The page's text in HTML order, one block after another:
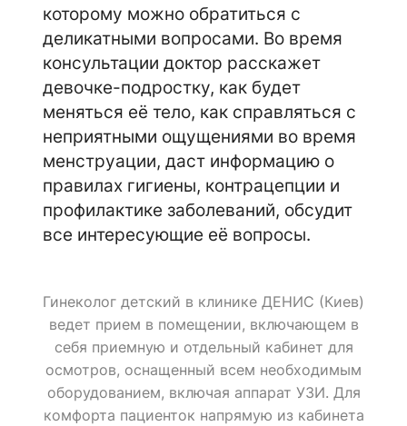
которому можно обратиться с
деликатными вопросами. Во время
консультации доктор расскажет
девочке-подростку, как будет
меняться её тело, как справляться с
неприятными ощущениями во время
менструации, даст информацию о
правилах гигиены, контрацепции и
профилактике заболеваний, обсудит
все интересующие её вопросы.
Гинеколог детский в клинике ДЕНИС (Киев)
ведет прием в помещении, включающем в
себя приемную и отдельный кабинет для
осмотров, оснащенный всем необходимым
оборудованием, включая аппарат УЗИ. Для
комфорта пациенток напрямую из кабинета